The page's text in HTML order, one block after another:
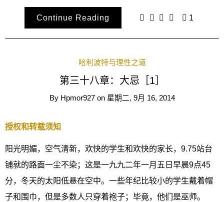
Continue Reading 1
哈利波特与理性之道
第三十八章：大忌［1］
By Hpmor927 on 星期二, 9月 16, 2014
授权和转载须知
阳光明媚，空气清新，欢快的学生和欢快的家长，9.75站台
铺就的路面一尘不染；这是一九九二年一月五日早晨9点45
分，冬天的太阳低悬在空中。一些年纪比较小的学生戴着帽
子和围巾，但是多数人只穿着袍子；毕竟，他们是巫师。